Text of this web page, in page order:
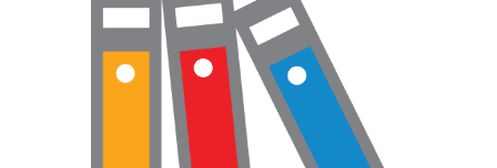
Дотоод журмын багц
Компанийн удирдлагын бичиг баримт